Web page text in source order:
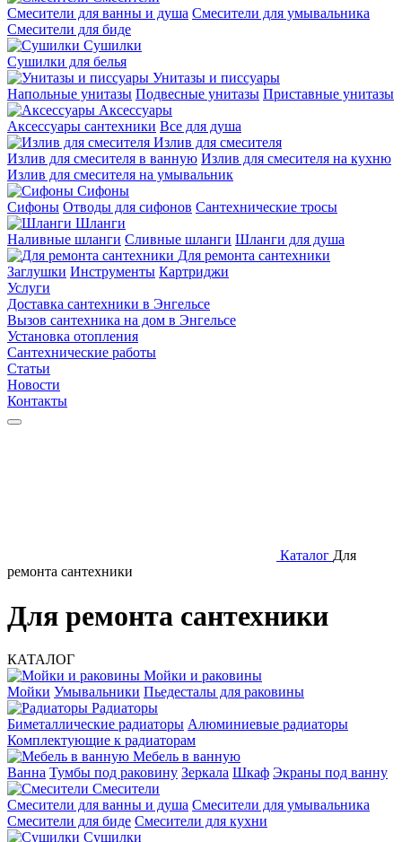
Смесители для ванны и душа Смесители для умывальника
Смесители для биде
Сушилки
Сушилки для белья
Унитазы и писсуары
Напольные унитазы Подвесные унитазы Приставные унитазы
Аксессуары
Аксессуары сантехники Все для душа
Излив для смесителя
Излив для смесителя в ванную Излив для смесителя на кухню
Излив для смесителя на умывальник
Сифоны
Сифоны Отводы для сифонов Сантехнические тросы
Шланги
Наливные шланги Сливные шланги Шланги для душа
Для ремонта сантехники
Заглушки Инструменты Картриджи
Услуги
Доставка сантехники в Энгельсе
Вызов сантехника на дом в Энгельсе
Установка отопления
Сантехнические работы
Статьи
Новости
Контакты
Каталог Для
ремонта сантехники
Для ремонта сантехники
КАТАЛОГ
Мойки и раковины
Мойки Умывальники Пьедесталы для раковины
Радиаторы
Биметаллические радиаторы Алюминиевые радиаторы
Комплектующие к радиаторам
Мебель в ванную
Ванна Тумбы под раковину Зеркала Шкаф Экраны под ванну
Смесители
Смесители для ванны и душа Смесители для умывальника
Смесители для биде Смесители для кухни
Сушилки